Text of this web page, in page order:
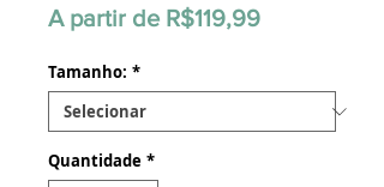
A partir de R$119,99Preço
Tamanho: *
Quantidade *